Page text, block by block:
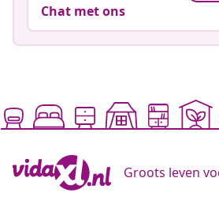
Chat met ons
Groots leven